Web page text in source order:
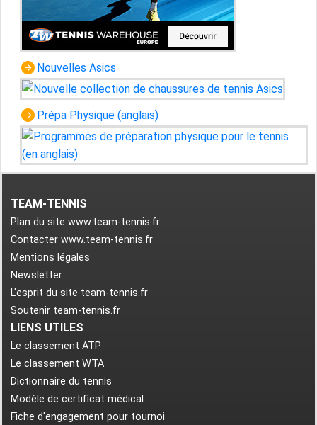
Nouvelles Asics
Prépa Physique (anglais)
TEAM-TENNIS
Plan du site www.team-tennis.fr
Contacter www.team-tennis.fr
Mentions légales
Newsletter
L'esprit du site team-tennis.fr
Soutenir team-tennis.fr
LIENS UTILES
Le classement ATP
Le classement WTA
Dictionnaire du tennis
Modèle de certificat médical
Fiche d'engagement pour tournoi